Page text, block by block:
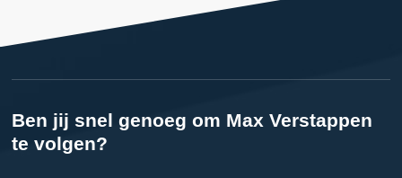
Ben jij snel genoeg om Max Verstappen
te volgen?